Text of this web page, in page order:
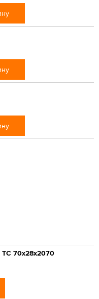
ТС 70х28х2070